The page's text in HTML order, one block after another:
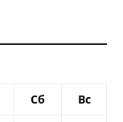
Сб Вс